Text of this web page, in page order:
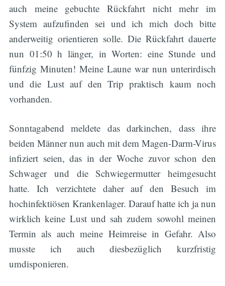
auch meine gebuchte Rückfahrt nicht mehr im
System aufzufinden sei und ich mich doch bitte
anderweitig orientieren solle. Die Rückfahrt dauerte
nun 01:50 h länger, in Worten: eine Stunde und
fünfzig Minuten! Meine Laune war nun unterirdisch
und die Lust auf den Trip praktisch kaum noch
vorhanden.
Sonntagabend meldete das darkinchen, dass ihre
beiden Männer nun auch mit dem Magen-Darm-Virus
infiziert seien, das in der Woche zuvor schon den
Schwager und die Schwiegermutter heimgesucht
hatte. Ich verzichtete daher auf den Besuch im
hochinfektiösen Krankenlager. Darauf hatte ich ja nun
wirklich keine Lust und sah zudem sowohl meinen
Termin als auch meine Heimreise in Gefahr. Also
musste ich auch diesbezüglich kurzfristig
umdisponieren.